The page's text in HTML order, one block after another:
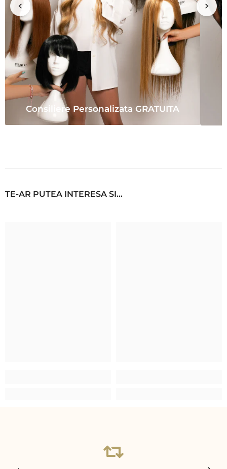
Consiliere Personalizata GRATUITA
TE-AR PUTEA INTERESA SI...